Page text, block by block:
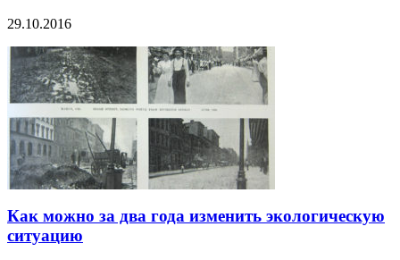
29.10.2016
Как можно за два года изменить экологическую
ситуацию